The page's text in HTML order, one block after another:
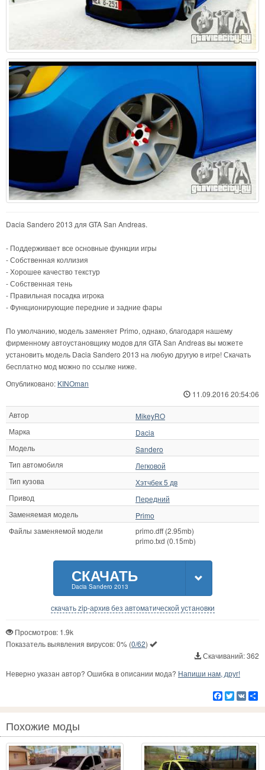
Dacia Sandero 2013 для GTA San Andreas.
- Поддерживает все основные функции игры
- Собственная коллизия
- Хорошее качество текстур
- Собственная тень
- Правильная посадка игрока
- Функционирующие передние и задние фары
По умолчанию, модель заменяет Primo, однако, благодаря нашему
фирменному автоустановщику модов для GTA San Andreas вы можете
установить модель Dacia Sandero 2013 на любую другую в игре! Скачать
бесплатно мод можно по ссылке ниже.
Опубликовано: KINOman
11.09.2016 20:54:06
Автор
MikeyRO
Марка
Dacia
Модель
Sandero
Тип автомобиля
Легковой
Тип кузова
Хэтчбек 5 дв
Привод
Передний
Заменяемая модель
Primo
Файлы заменяемой модели
primo.dff (2.95mb)
primo.txd (0.15mb)
СКАЧАТЬ
Dacia Sandero 2013
скачать zip-архив без автоматической установки
Просмотров: 1.9k
Показатель выявления вирусов:0% (0/62)
Скачиваний: 362
Неверно указан автор? Ошибка в описании мода? Напиши нам, друг!
Facebook
Twitter
VK
Похожие моды